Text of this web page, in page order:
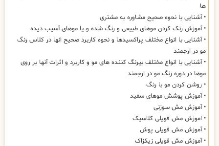
ها
• آشنایی با نحوه صحیح مشاوره به مشتری
• آموزش رنک کردن موهای طبیعی و رنگ شده و یا موهای آسیب دیده
• آشنایی با انواع مختلف پراکسیدها و نحوه کاربرد صحیح انها در کلاس رنگ
مو در ارجمند
• آشنایی با انواع مختلف بیرنگ کننده های مو و کاربرد و اثرات آنها بر روی
موها در دوره رنگ مو در ارجمند
• روشن کردن مو با رنگ
• آموزش پوشش موهای سفید
• آموزش مش سوزنی
• اموزش مش فویلی کلاسیک
• آموزش مش فویلی پوش
• آموزش مش فویلی زیکزاک